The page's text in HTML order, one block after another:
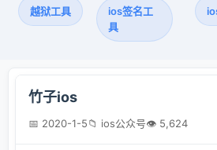
越狱工具
ios签名工
具
竹子ios
📅 2020-1-5📁 ios公众号👁 5,624